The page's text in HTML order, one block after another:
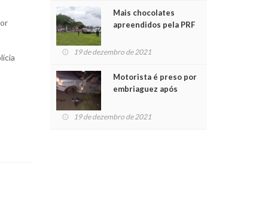
Mais chocolates
apreendidos pela PRF
crianças no Natal
19 de dezembro de 2021
Motorista é preso por
embriaguez após
feridos
19 de dezembro de 2021